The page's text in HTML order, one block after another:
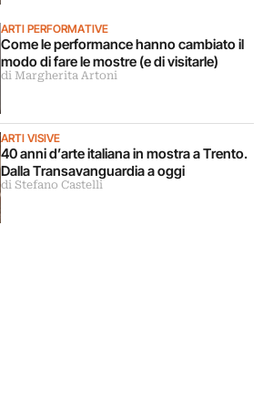
ARTI PERFORMATIVE
Come le performance hanno cambiato il
modo di fare le mostre (e di visitarle)
di Margherita Artoni
ARTI VISIVE
40 anni d’arte italiana in mostra a Trento.
Dalla Transavanguardia a oggi
di Stefano Castelli